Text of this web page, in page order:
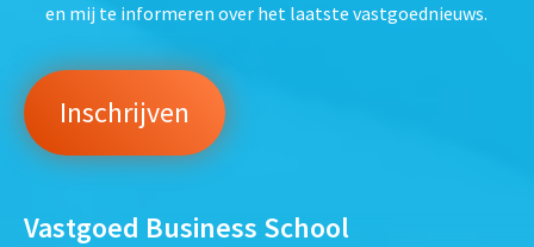
en mij te informeren over het laatste vastgoednieuws.
Vastgoed Business School